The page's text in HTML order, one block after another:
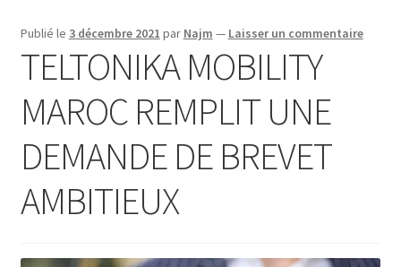
menu
Teltonika Networks
Ouvrir
Contactez-Nous
Publié le 3 décembre 2021 par Najm — Laisser un commentaire
TELTONIKA MOBILITY
MAROC REMPLIT UNE
DEMANDE DE BREVET
AMBITIEUX